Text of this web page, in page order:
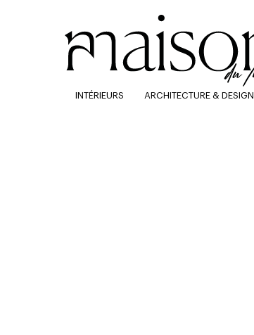
INTÉRIEURS ARCHITECTURE & DESIGN